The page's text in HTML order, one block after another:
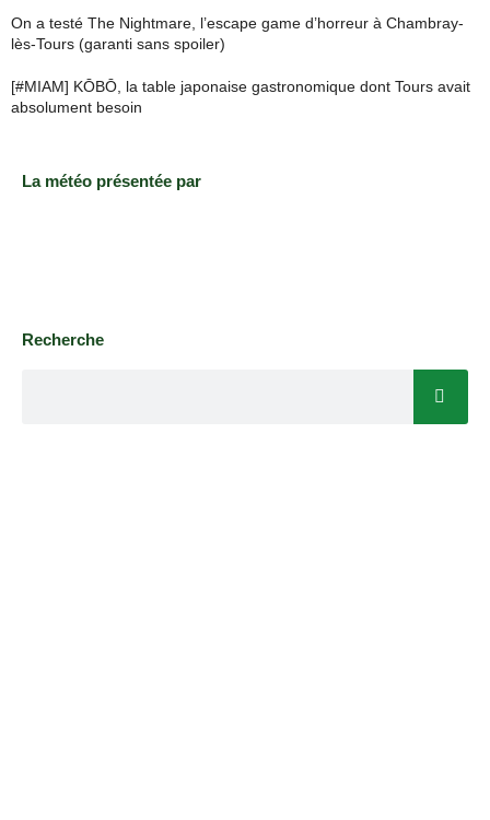
On a testé The Nightmare, l’escape game d’horreur à Chambray-
lès-Tours (garanti sans spoiler)
[#MIAM] KŌBŌ, la table japonaise gastronomique dont Tours avait
absolument besoin
La météo présentée par
Recherche